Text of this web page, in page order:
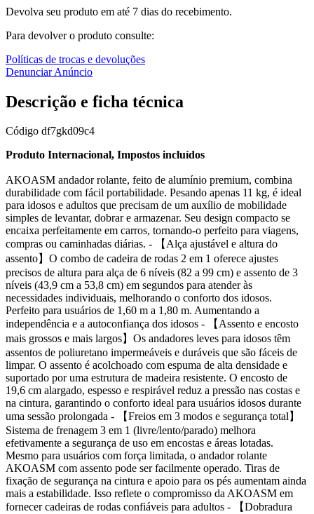
Devolva seu produto em até 7 dias do recebimento.
Para devolver o produto consulte:
Políticas de trocas e devoluções
Denunciar Anúncio
Descrição e ficha técnica
Código df7gkd09c4
Produto Internacional, Impostos incluídos
AKOASM andador rolante, feito de alumínio premium, combina
durabilidade com fácil portabilidade. Pesando apenas 11 kg, é ideal
para idosos e adultos que precisam de um auxílio de mobilidade
simples de levantar, dobrar e armazenar. Seu design compacto se
encaixa perfeitamente em carros, tornando-o perfeito para viagens,
compras ou caminhadas diárias. - 【Alça ajustável e altura do
assento】O combo de cadeira de rodas 2 em 1 oferece ajustes
precisos de altura para alça de 6 níveis (82 a 99 cm) e assento de 3
níveis (43,9 cm a 53,8 cm) em segundos para atender às
necessidades individuais, melhorando o conforto dos idosos.
Perfeito para usuários de 1,60 m a 1,80 m. Aumentando a
independência e a autoconfiança dos idosos - 【Assento e encosto
mais grossos e mais largos】Os andadores leves para idosos têm
assentos de poliuretano impermeáveis e duráveis que são fáceis de
limpar. O assento é acolchoado com espuma de alta densidade e
suportado por uma estrutura de madeira resistente. O encosto de
19,6 cm alargado, espesso e respirável reduz a pressão nas costas e
na cintura, garantindo o conforto ideal para usuários idosos durante
uma sessão prolongada - 【Freios em 3 modos e segurança total】
Sistema de frenagem 3 em 1 (livre/lento/parado) melhora
efetivamente a segurança de uso em encostas e áreas lotadas.
Mesmo para usuários com força limitada, o andador rolante
AKOASM com assento pode ser facilmente operado. Tiras de
fixação de segurança na cintura e apoio para os pés aumentam ainda
mais a estabilidade. Isso reflete o compromisso da AKOASM em
fornecer cadeiras de rodas confiáveis para adultos - 【Dobradura